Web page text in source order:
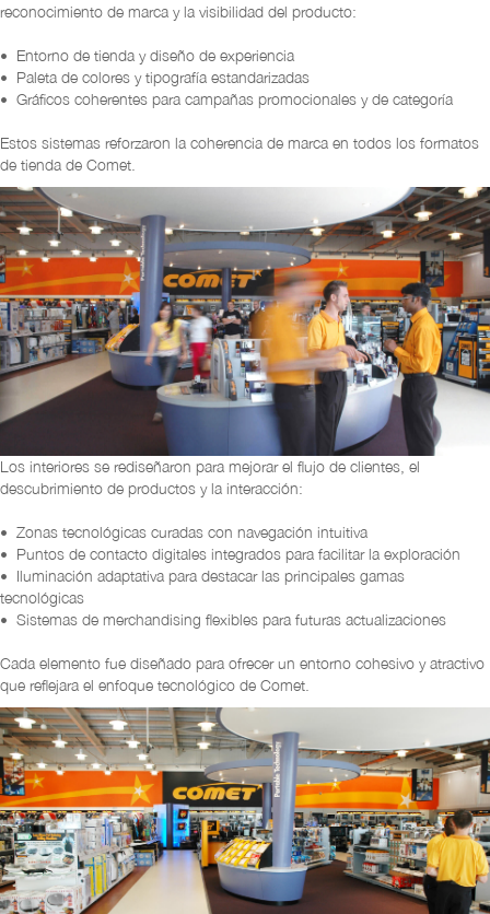
reconocimiento de marca y la visibilidad del producto:
• Entorno de tienda y diseño de experiencia
• Paleta de colores y tipografía estandarizadas
• Gráficos coherentes para campañas promocionales y de categoría
Estos sistemas reforzaron la coherencia de marca en todos los formatos
de tienda de Comet.
Los interiores se rediseñaron para mejorar el flujo de clientes, el
descubrimiento de productos y la interacción:
• Zonas tecnológicas curadas con navegación intuitiva
• Puntos de contacto digitales integrados para facilitar la exploración
• Iluminación adaptativa para destacar las principales gamas
tecnológicas
• Sistemas de merchandising flexibles para futuras actualizaciones
Cada elemento fue diseñado para ofrecer un entorno cohesivo y atractivo
que reflejara el enfoque tecnológico de Comet.